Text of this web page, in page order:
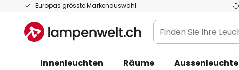
Europas grösste Markenauswahl
Zum
springen
Finden
Sie
Leuchte...
Innenleuchten Räume